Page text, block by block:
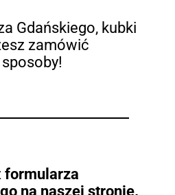
Gdańskiego, kubki
zamówić
formularza
na naszej stronie.